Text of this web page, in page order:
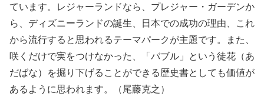
ています。レジャーランドなら、プレジャー・ガーデンか
ら、ディズニーランドの誕生、日本での成功の理由、これ
から流行すると思われるテーマパークが主題です。また、
咲くだけで実をつけなかった、「バブル」という徒花（あ
だばな）を掘り下げることができる歴史書としても価値が
あるように思われます。（尾藤克之）